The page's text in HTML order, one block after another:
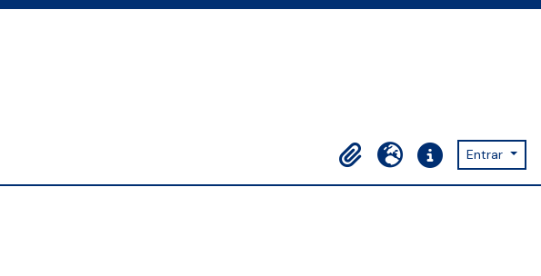
Área de transferência
Idioma Ligações rápidas
Entrar